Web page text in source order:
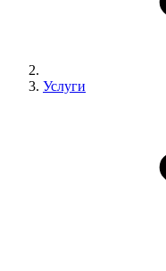
Услуги